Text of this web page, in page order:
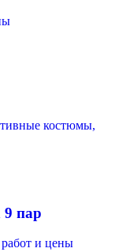
костюмы,
9 пар
и цены